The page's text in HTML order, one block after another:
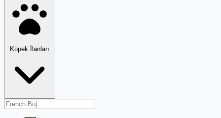
Köpek İlanları